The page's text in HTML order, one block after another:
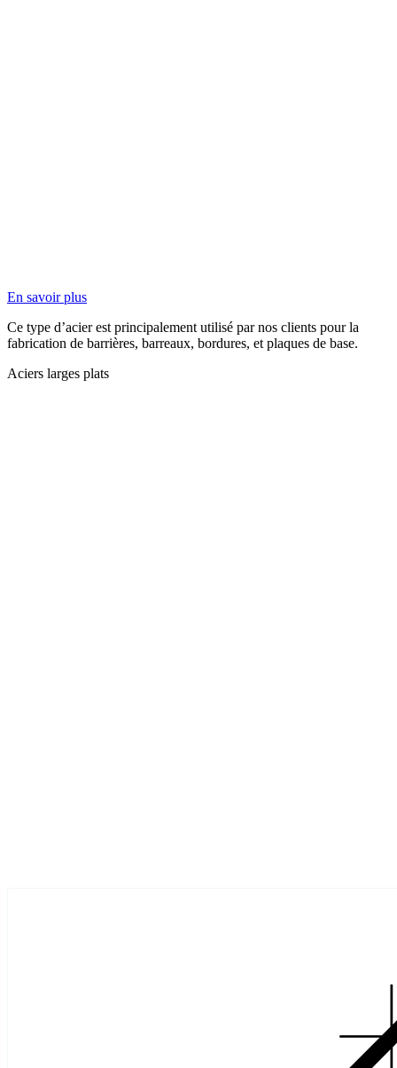
En savoir plus
Ce type d’acier est principalement utilisé par nos clients pour la
fabrication de barrières, barreaux, bordures, et plaques de base.
Aciers larges plats